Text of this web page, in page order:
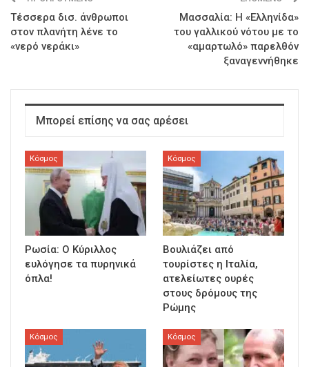
Τέσσερα δισ. άνθρωποι
στον πλανήτη λένε το
«νερό νεράκι»
Μασσαλία: Η «Eλληνίδα»
του γαλλικού νότου με το
«αμαρτωλό» παρελθόν
ξαναγεννήθηκε
Μπορεί επίσης να σας αρέσει
Κόσμος
Ρωσία: Ο Κύριλλος
ευλόγησε τα πυρηνικά
όπλα!
Κόσμος
Βουλιάζει από
τουρίστες η Ιταλία,
ατελείωτες ουρές
στους δρόμους της
Ρώμης
Κόσμος Κόσμος